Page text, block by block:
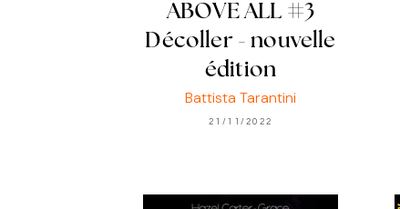
ABOVE ALL #3
Décoller - nouvelle
édition
Battista Tarantini
21/11/2022